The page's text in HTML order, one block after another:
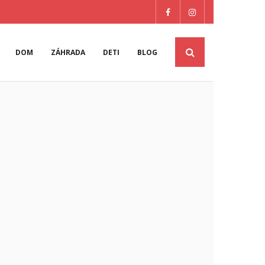
DOM ZÁHRADA DETI BLOG